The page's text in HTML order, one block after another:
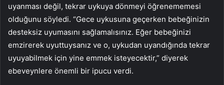
uyanması değil, tekrar uykuya dönmeyi öğrenememesi
olduğunu söyledi. “Gece uykusuna geçerken bebeğinizin
desteksiz uyumasını sağlamalısınız. Eğer bebeğinizi
emzirerek uyuttuysanız ve o, uykudan uyandığında tekrar
uyuyabilmek için yine emmek isteyecektir,” diyerek
ebeveynlere önemli bir ipucu verdi.